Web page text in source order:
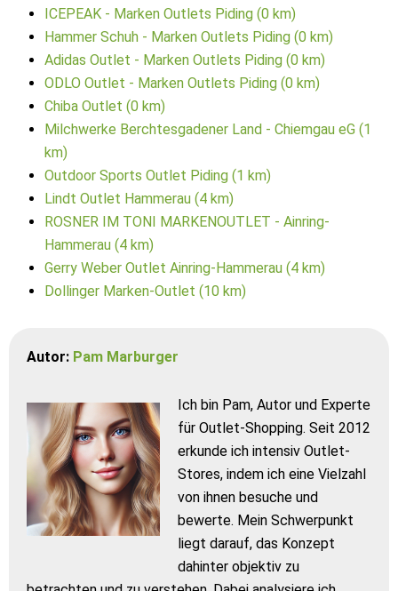
ICEPEAK - Marken Outlets Piding (0 km)
Hammer Schuh - Marken Outlets Piding (0 km)
Adidas Outlet - Marken Outlets Piding (0 km)
ODLO Outlet - Marken Outlets Piding (0 km)
Chiba Outlet (0 km)
Milchwerke Berchtesgadener Land - Chiemgau eG (1
km)
Outdoor Sports Outlet Piding (1 km)
Lindt Outlet Hammerau (4 km)
ROSNER IM TONI MARKENOUTLET - Ainring-
Hammerau (4 km)
Gerry Weber Outlet Ainring-Hammerau (4 km)
Dollinger Marken-Outlet (10 km)
Autor: Pam Marburger
Ich bin Pam, Autor und Experte
für Outlet-Shopping. Seit 2012
erkunde ich intensiv Outlet-
Stores, indem ich eine Vielzahl
von ihnen besuche und
bewerte. Mein Schwerpunkt
liegt darauf, das Konzept
dahinter objektiv zu